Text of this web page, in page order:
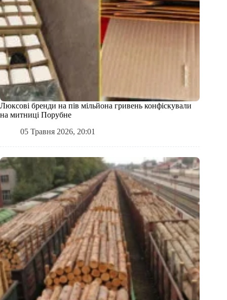
Люксові бренди на пів мільйона гривень конфіскували
на митниці Порубне
05 Травня 2026, 20:01